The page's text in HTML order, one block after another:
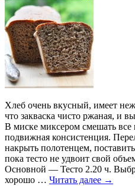
Хлеб очень вкусный, имеет
что закваска чисто ржаная, и
В миске миксером смешать все
подвижная консистенция.
накрыть полотенцем,
пока тесто не удвоит свой
Основной — Тесто 2.20 ч.
хорошо … Читать далее →